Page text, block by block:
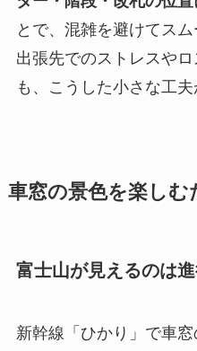
とで、混雑を避けてスム
出張先でのストレスや
も、こうした小さな工夫
車窓の景色を楽しむ
富士山が見えるのは
新幹線「ひかり」で車